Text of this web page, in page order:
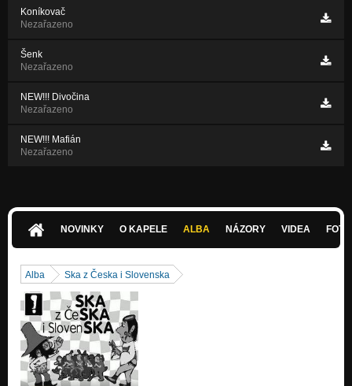
Koníkovač
Nezařazeno
Šenk
Nezařazeno
NEW!!! Divočina
Nezařazeno
NEW!!! Mafián
Nezařazeno
NOVINKY O KAPELE ALBA NÁZORY VIDEA
Alba Ska z Česka i Slovenska